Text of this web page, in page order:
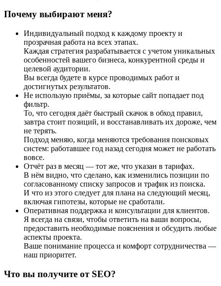
Почему выбирают меня?
Индивидуальный подход к каждому проекту и
прозрачная работа на всех этапах.
Каждая стратегия разрабатывается с учетом уникальных
особенностей вашего бизнеса, конкурентной среды и
целевой аудитории.
Вы всегда будете в курсе проводимых работ и
достигнутых результатов.
Не использую приёмы, за которые сайт попадает под
фильтр.
То, что сегодня даёт быстрый скачок в обход правил,
завтра стоит позиций, и восстанавливать их дороже, чем
не терять.
Подход меняю, когда меняются требования поисковых
систем: работавшее год назад сегодня может не работать
вовсе.
Отчёт раз в месяц — тот же, что указан в тарифах.
В нём видно, что сделано, как изменились позиции по
согласованному списку запросов и трафик из поиска.
И что из этого следует для плана на следующий месяц,
включая гипотезы, которые не сработали.
Оперативная поддержка и консультации для клиентов.
Я всегда на связи, чтобы ответить на ваши вопросы,
предоставить необходимые пояснения и обсудить любые
аспекты проекта.
Ваше понимание процесса и комфорт сотрудничества —
наш приоритет.
Что вы получите от SEO?